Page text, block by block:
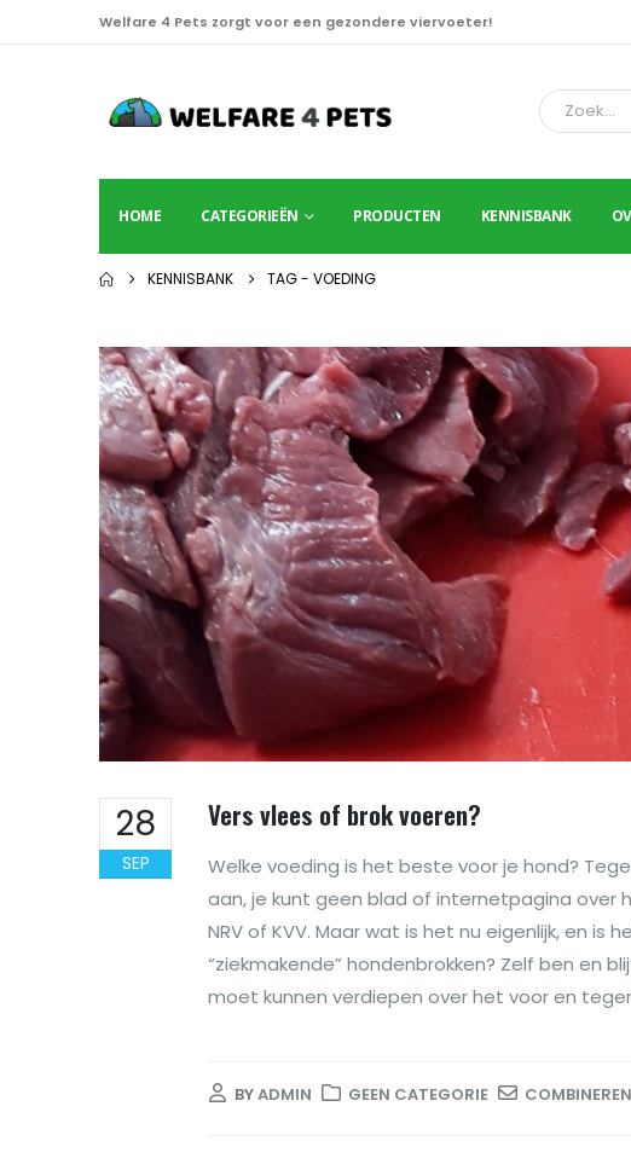
Welfare 4 Pets zorgt voor een gezondere viervoeter!
HOME CATEGORIEËN PRODUCTEN KENNISBANK
KENNISBANK TAG - VOEDING
28
SEP
Vers vlees of brok voeren?
Welke voeding is het beste voor je hond?
aan, je kunt geen blad of internetpagina over
NRV of KVV. Maar wat is het nu eigenlijk, en
“ziekmakende” hondenbrokken? Zelf ben en
moet kunnen verdiepen over het voor en
BYADMIN GEEN CATEGORIE COMBINEREN